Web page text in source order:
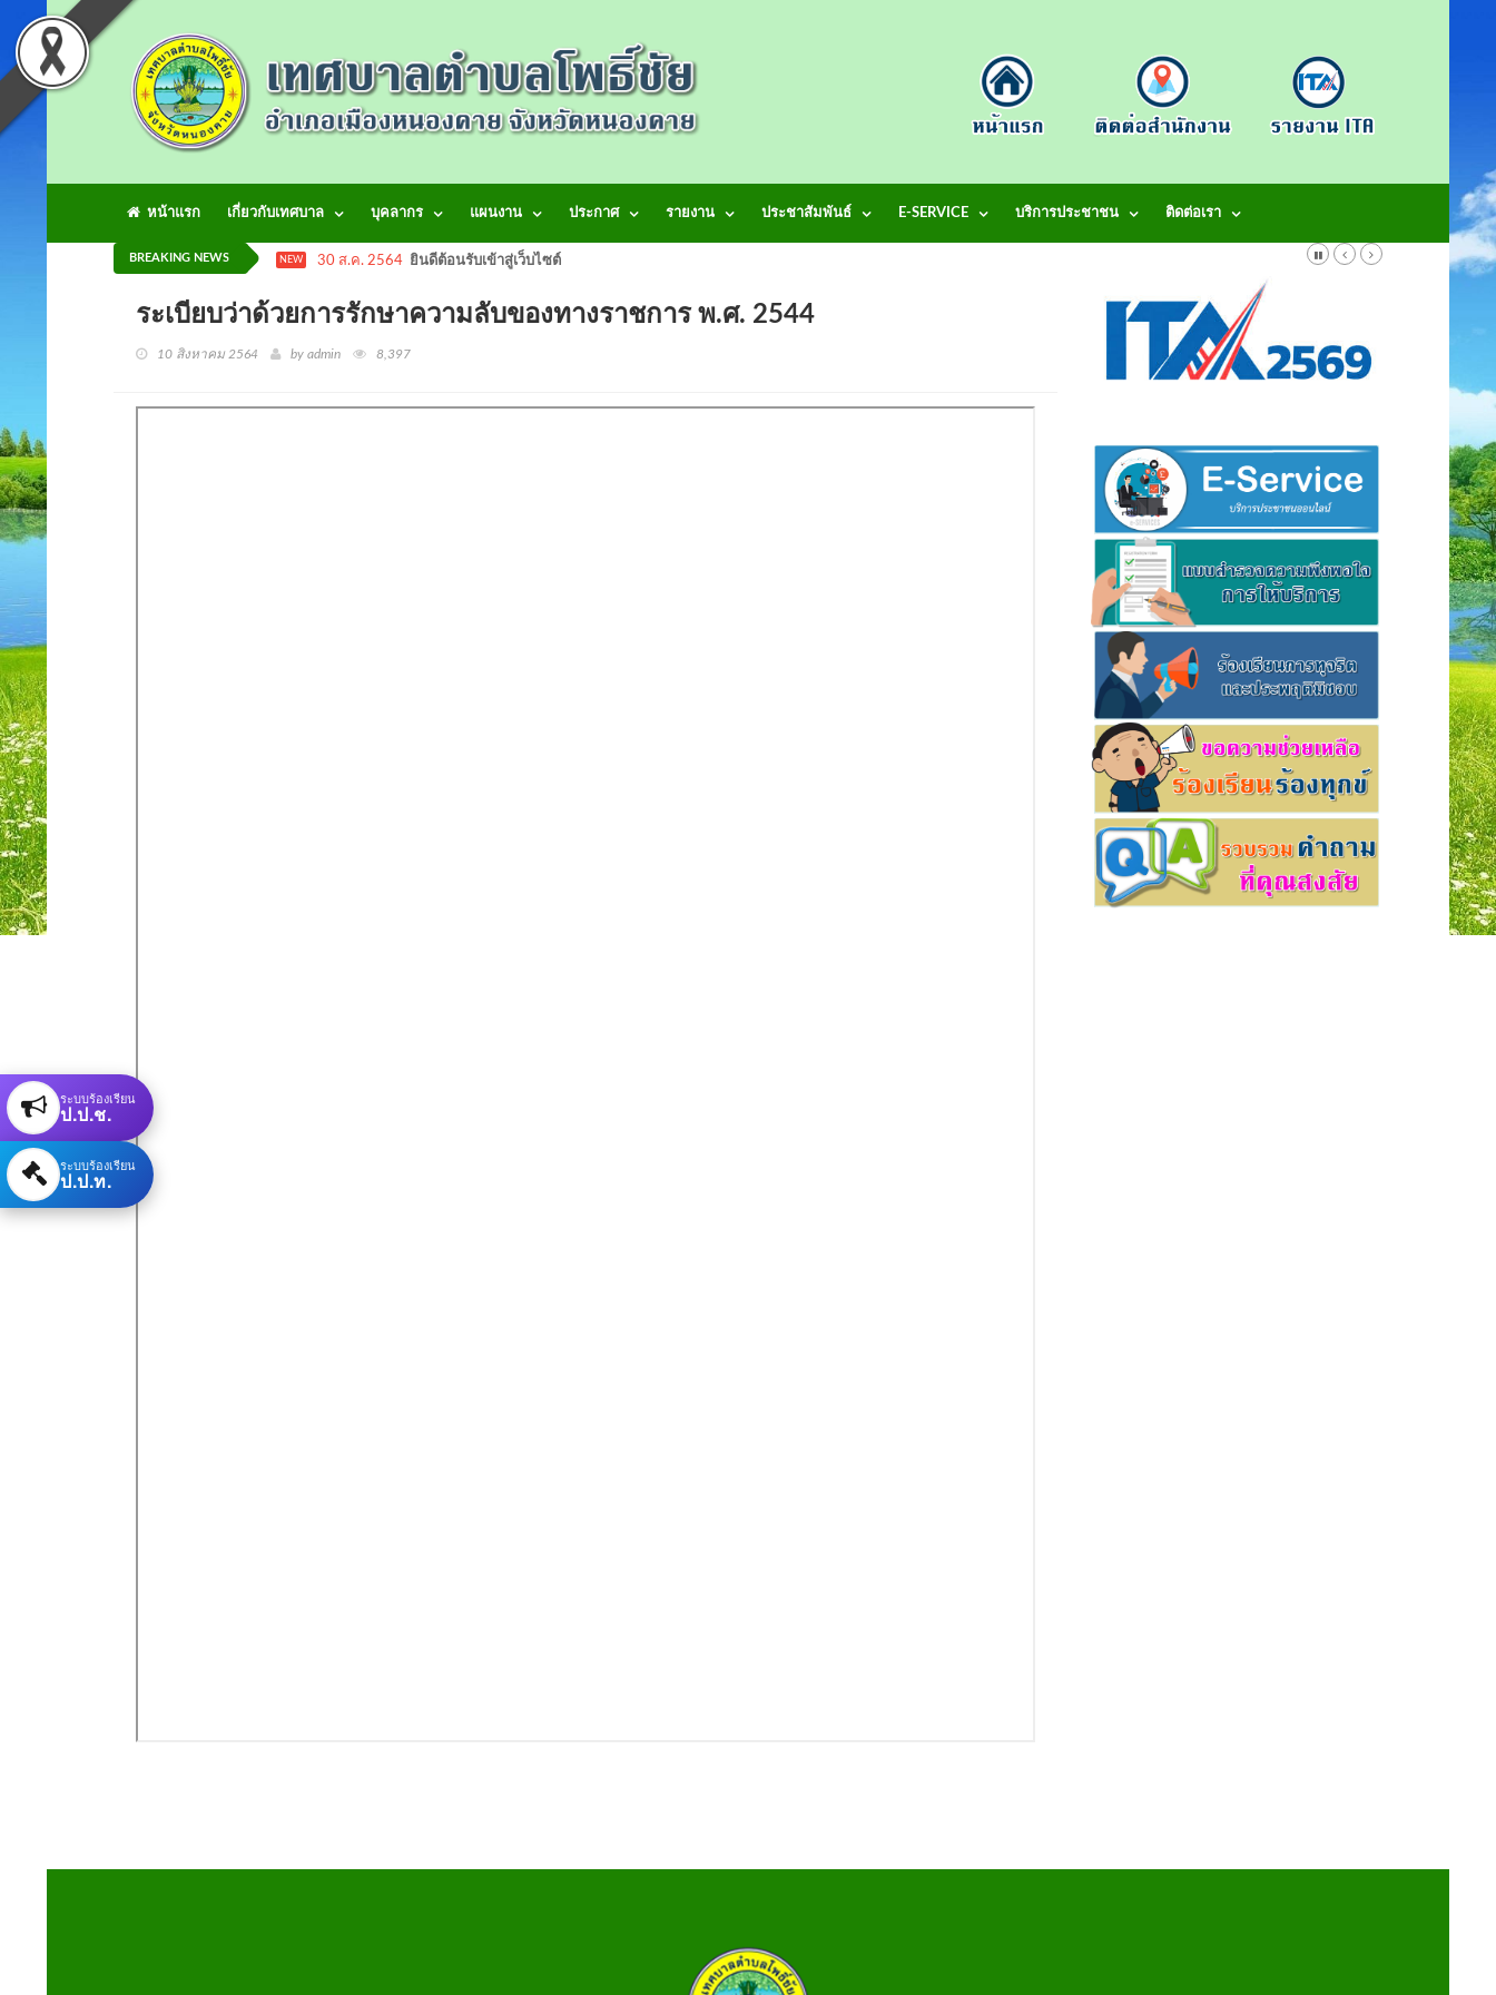
หน้าแรก เกี่ยวกับเทศบาล บุคลากร แผนงาน ประกาศ รายงาน ประชาสัมพันธ์ E-SERVICE บริการประชาชน ติดต่อเรา
BREAKING NEWS NEW 30 ส.ค. 2564 ยินดีต้อนรับเข้าสู่เว็บไซต์ เทศบาลตำบลโพธิ์ชัย
ระเบียบว่าด้วยการรักษาความลับของทางราชการ พ.ศ. 2544
10 สิงหาคม 2564 by admin 8,397
ระบบร้องเรียน
ป.ป.ช.
ระบบร้องเรียน
ป.ป.ท.